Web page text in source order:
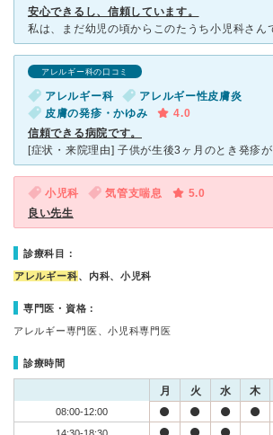
安心できるし、信頼しています。
アレルギー科の口コミ
アレルギー科
アレルギー性皮膚炎
皮膚の発疹・かゆみ
4.0
信頼できる病院です。
小児科 気管支喘息
5.0
良い先生
診療科目：
アレルギー科、内科、小児科
専門医・資格：
アレルギー専門医、小児科専門医
診療時間
月 火 水 木
08:00-12:00